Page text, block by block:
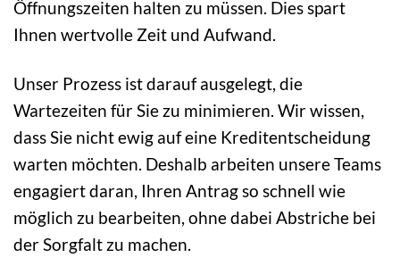
Öffnungszeiten halten zu müssen. Dies spart
Ihnen wertvolle Zeit und Aufwand.
Unser Prozess ist darauf ausgelegt, die
Wartezeiten für Sie zu minimieren. Wir wissen,
dass Sie nicht ewig auf eine Kreditentscheidung
warten möchten. Deshalb arbeiten unsere Teams
engagiert daran, Ihren Antrag so schnell wie
möglich zu bearbeiten, ohne dabei Abstriche bei
der Sorgfalt zu machen.